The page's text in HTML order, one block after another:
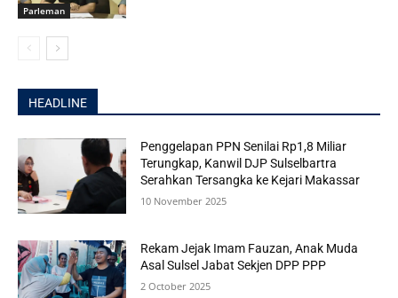
Parleman
HEADLINE
Penggelapan PPN Senilai Rp1,8 Miliar
Terungkap, Kanwil DJP Sulselbartra
Serahkan Tersangka ke Kejari Makassar
10 November 2025
Rekam Jejak Imam Fauzan, Anak Muda
Asal Sulsel Jabat Sekjen DPP PPP
2 October 2025